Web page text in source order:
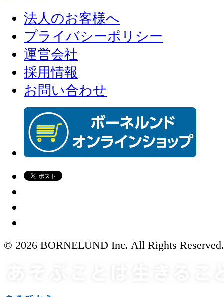
法人のお客様へ
プライバシーポリシー
運営会社
採用情報
お問い合わせ
© 2026 BORNELUND Inc. All Rights Reserved.